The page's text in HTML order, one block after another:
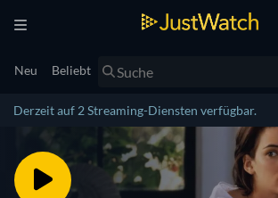
Neu Beliebt
Derzeit auf 2 Streaming-Diensten verfügbar.